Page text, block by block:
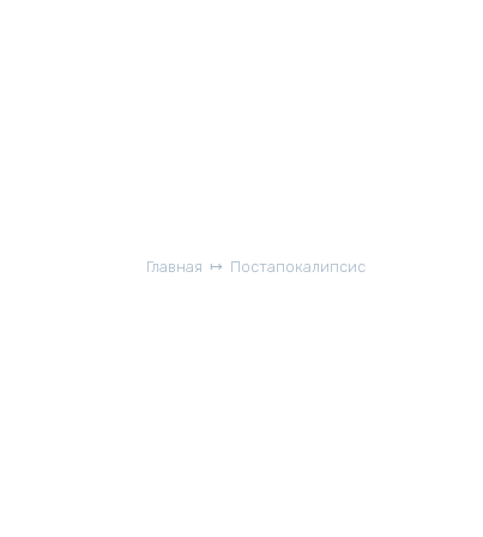
Главная Постапокалипсис